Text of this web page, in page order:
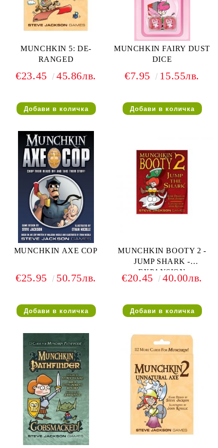
MUNCHKIN 5: DE-
RANGED
€23.45 45.86лв.
MUNCHKIN FAIRY DUST
DICE
€7.95 15.55лв.
MUNCHKIN AXE COP
€25.95 50.75лв.
MUNCHKIN BOOTY 2 -
JUMP SHARK -
EXPANSION
€20.45 40.00лв.